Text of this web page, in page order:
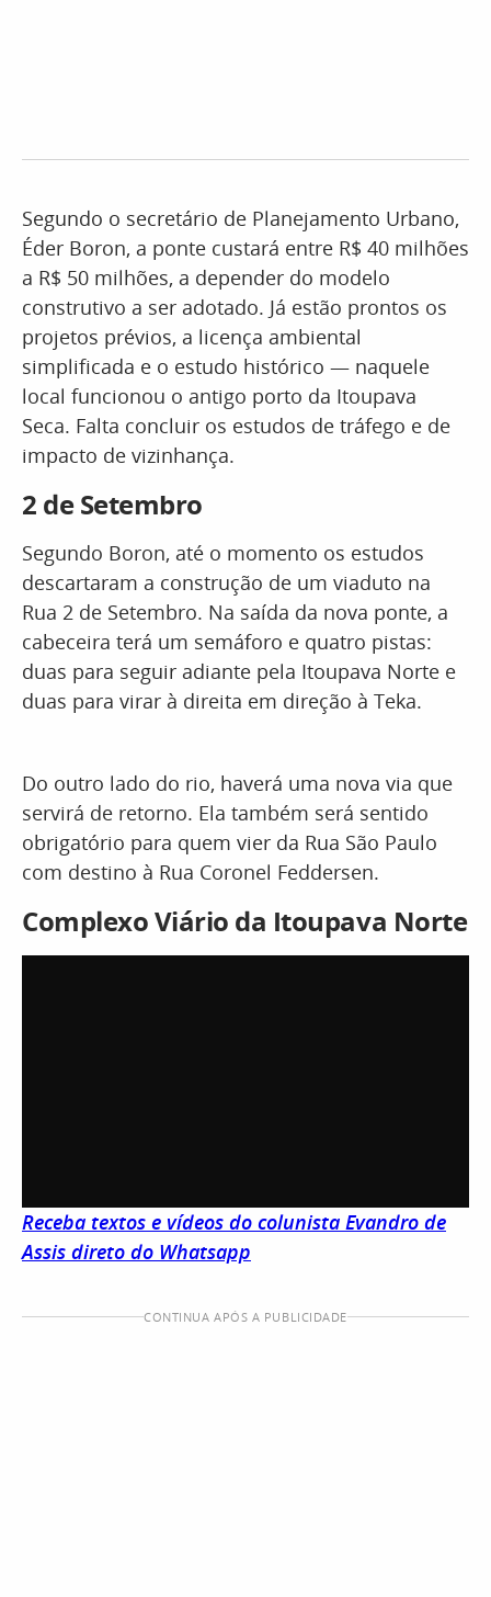
Segundo o secretário de Planejamento Urbano,
Éder Boron, a ponte custará entre R$ 40 milhões
a R$ 50 milhões, a depender do modelo
construtivo a ser adotado. Já estão prontos os
projetos prévios, a licença ambiental
simplificada e o estudo histórico — naquele
local funcionou o antigo porto da Itoupava
Seca. Falta concluir os estudos de tráfego e de
impacto de vizinhança.
2 de Setembro
Segundo Boron, até o momento os estudos
descartaram a construção de um viaduto na
Rua 2 de Setembro. Na saída da nova ponte, a
cabeceira terá um semáforo e quatro pistas:
duas para seguir adiante pela Itoupava Norte e
duas para virar à direita em direção à Teka.
Do outro lado do rio, haverá uma nova via que
servirá de retorno. Ela também será sentido
obrigatório para quem vier da Rua São Paulo
com destino à Rua Coronel Feddersen.
Complexo Viário da Itoupava Norte
Receba textos e vídeos do colunista Evandro de
Assis direto do Whatsapp
CONTINUA APÓS A PUBLICIDADE